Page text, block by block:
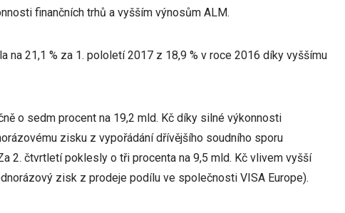
finančních trhů a vyšším výnosům ALM.
na 21,1 % za 1. pololetí 2017 z 18,9 % v roce 2016 díky vyššímu
o sedm procent na 19,2 mld. Kč díky silné výkonnosti
zisku z vypořádání dřívějšího soudního sporu
2. čtvrtletí poklesly o tři procenta na 9,5 mld. Kč vlivem vyšší
zisk z prodeje podílu ve společnosti VISA Europe).